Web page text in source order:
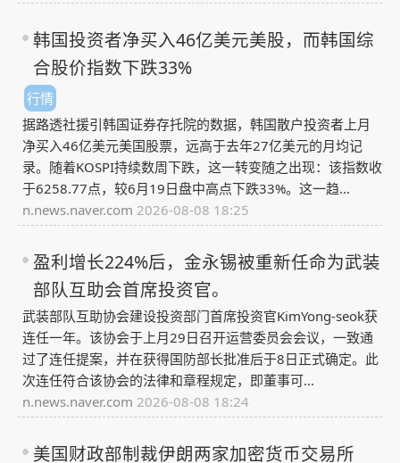
韩国投资者净买入46亿美元美股，而韩国综
合股价指数下跌33%
行情
据路透社援引韩国证券存托院的数据，韩国散户投资者上月
净买入46亿美元美国股票，远高于去年27亿美元的月均记
录。随着KOSPI持续数周下跌，这一转变随之出现：该指数收
于6258.77点，较6月19日盘中高点下跌33%。这一趋...
n.news.naver.com 2026-08-08 18:25
盈利增长224%后，金永锡被重新任命为武装
部队互助会首席投资官。
武装部队互助协会建设投资部门首席投资官KimYong-seok获
连任一年。该协会于上月29日召开运营委员会会议，一致通
过了连任提案，并在获得国防部长批准后于8日正式确定。此
次连任符合该协会的法律和章程规定，即董事可...
n.news.naver.com 2026-08-08 18:24
美国财政部制裁伊朗两家加密货币交易所